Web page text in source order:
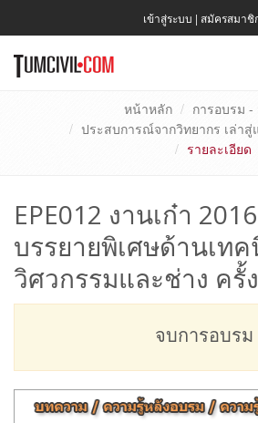
เข้าสู่ระบบ | สมัครสมาชิ
หน้าหลัก
การอบรม
ประสบการณ์จากวิทยากร เล่าสู่
รายละเอียด
EPE012 งานเก๋า
บรรยายพิเศษด้านเท
วิศวกรรมและช่าง ครั้
จบการอบรม